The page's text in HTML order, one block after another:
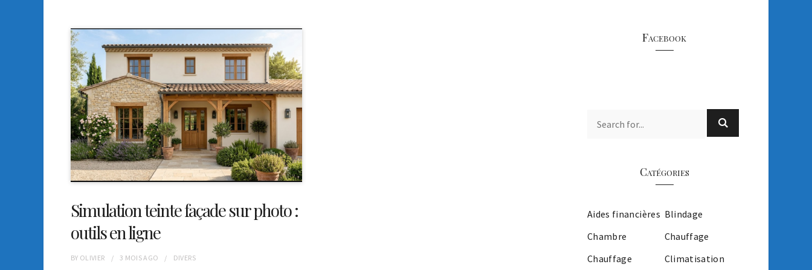
Simulation teinte façade sur photo :
outils en ligne
BY OLIVIER 3 MOISAGO DIVERS
Facebook
Catégories
Aides financières Blindage
Chambre
Chauffage
Chauffage
Climatisation